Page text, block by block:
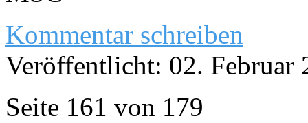
Kommentar schreiben
Veröffentlicht: 02. Februar
Seite 161 von 179